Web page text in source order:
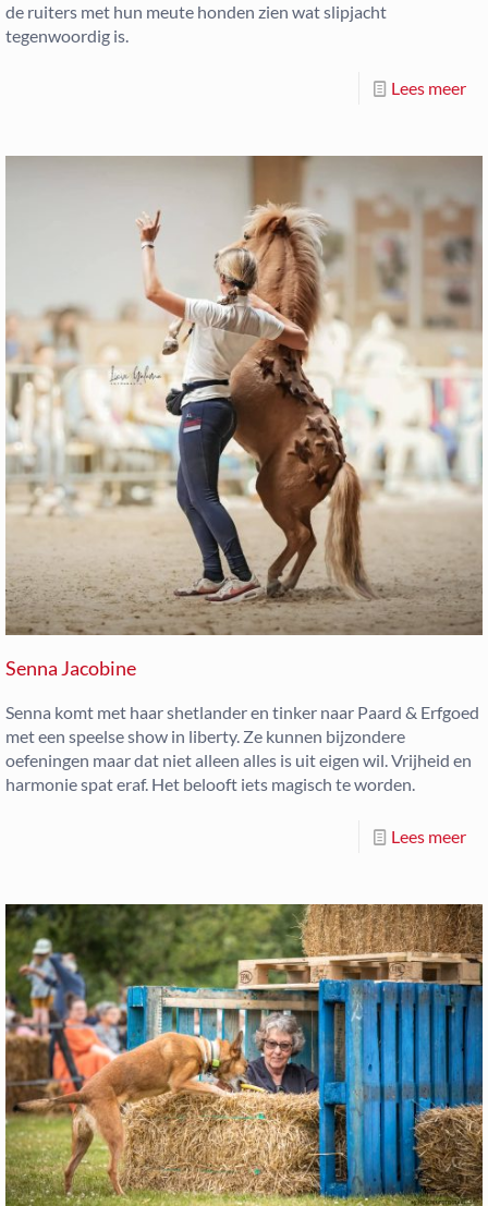
de ruiters met hun meute honden zien wat slipjacht
tegenwoordig is.
Lees meer
Senna Jacobine
Senna komt met haar shetlander en tinker naar Paard & Erfgoed
met een speelse show in liberty. Ze kunnen bijzondere
oefeningen maar dat niet alleen alles is uit eigen wil. Vrijheid en
harmonie spat eraf. Het belooft iets magisch te worden.
Lees meer